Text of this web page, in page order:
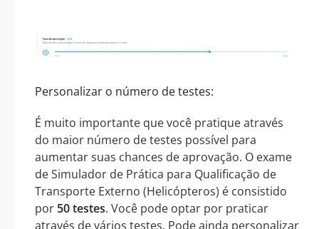
Personalizar o número de testes:
É muito importante que você pratique através
do maior número de testes possível para
aumentar suas chances de aprovação. O exame
de Simulador de Prática para Qualificação de
Transporte Externo (Helicópteros) é consistido
por 50 testes. Você pode optar por praticar
através de vários testes. Pode ainda personalizar